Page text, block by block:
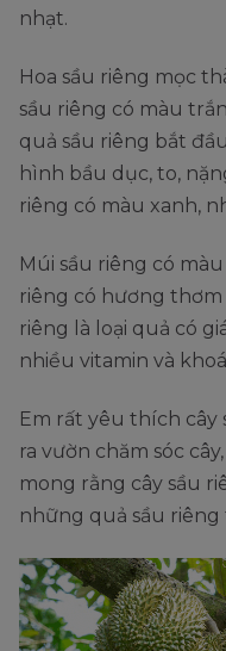
nhạt.
Hoa sầu riêng mọc
sầu riêng có màu
quả sầu riêng bắt
hình bầu dục, to,
riêng có màu xanh,
Múi sầu riêng có
riêng có hương thơm
riêng là loại quả có
nhiều vitamin và
Em rất yêu thích
ra vườn chăm sóc
mong rằng cây sầu
những quả sầu